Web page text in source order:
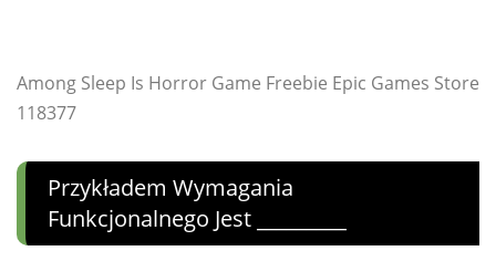
Among Sleep Is Horror Game Freebie Epic Games Store
118377
Przykładem Wymagania
Funkcjonalnego Jest _________